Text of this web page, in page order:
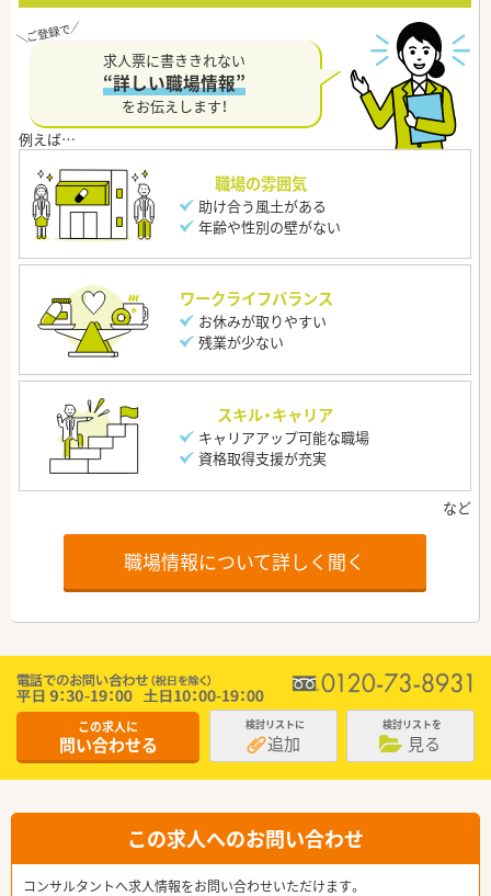
求人票に書ききれない
“詳しい職場情報”
をお伝えします！
職場の雰囲気
助け合う風土がある
年齢や性別の壁がない
ワークライフバランス
お休みが取りやすい
残業が少ない
スキル・キャリア
キャリアアップ可能な職場
資格取得支援が充実
職場情報について詳しく聞く
この求人に
問い合わせる
検討リストに
追加
検討リストを
見る
この求人へのお問い合わせ
コンサルタントへ求人情報をお問い合わせいただけます。